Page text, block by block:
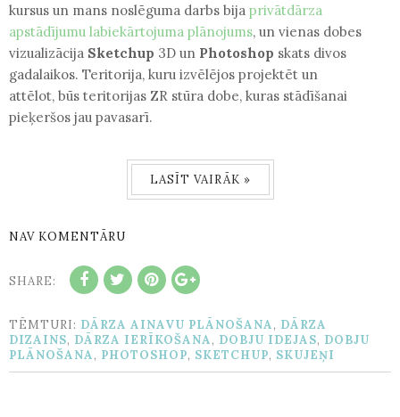
kursus un mans noslēguma darbs bija privātdārza
apstādījumu labiekārtojuma plānojums, un vienas dobes
vizualizācija Sketchup 3D un Photoshop skats divos
gadalaikos. Teritorija, kuru izvēlējos projektēt un
attēlot, būs teritorijas ZR stūra dobe, kuras stādīšanai
pieķeršos jau pavasarī.
LASĪT VAIRĀK »
NAV KOMENTĀRU
SHARE:
TĒMTURI: DĀRZA AINAVU PLĀNOŠANA, DĀRZA
DIZAINS, DĀRZA IERĪKOŠANA, DOBJU IDEJAS, DOBJU
PLĀNOŠANA, PHOTOSHOP, SKETCHUP, SKUJEŅI